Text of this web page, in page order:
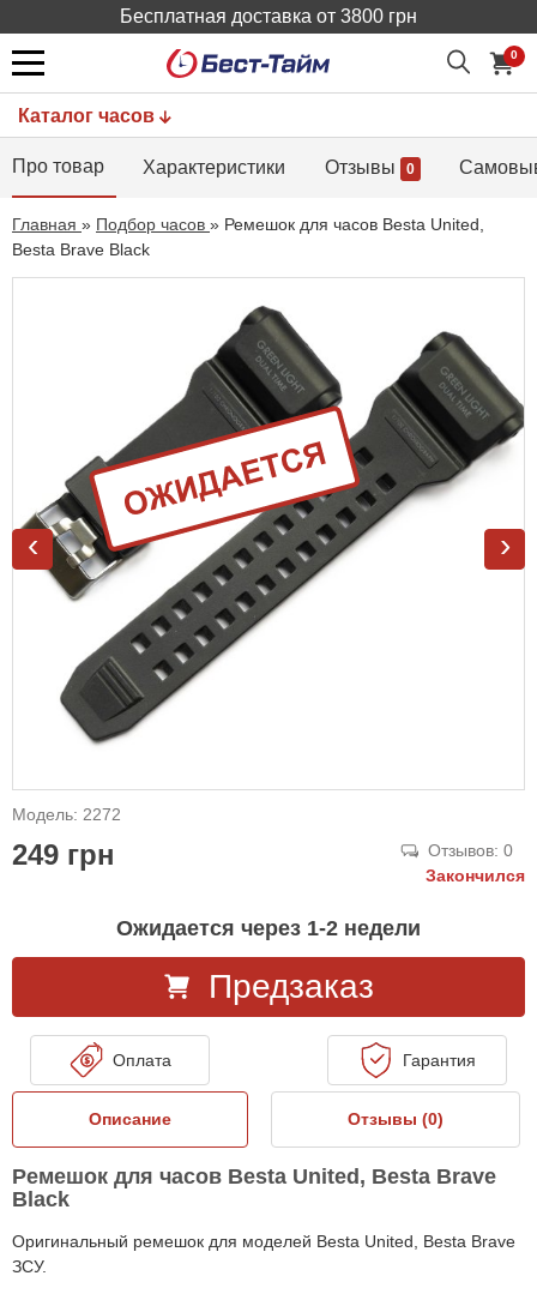
Бесплатная доставка от 3800 грн
0
Каталог часов
Про товар Характеристики Отзывы 0
Главная » Подбор часов » Ремешок для часов Besta United,
Besta Brave Black
‹ ›
Модель: 2272
249 грн
Отзывов: 0
Закончился
Ожидается через 1-2 недели
Предзаказ
Оплата Гарантия
Описание Отзывы (0)
Ремешок для часов Besta United, Besta Brave
Black
Оригинальный ремешок для моделей Besta United, Besta Brave
ЗСУ.